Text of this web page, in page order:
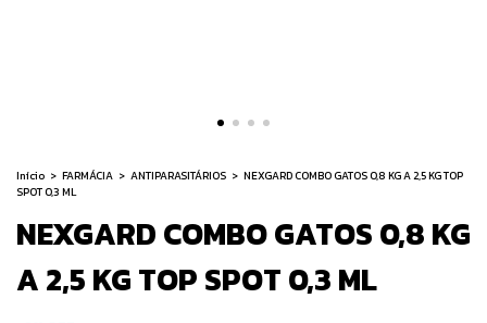
Início > FARMÁCIA > ANTIPARASITÁRIOS > NEXGARD COMBO GATOS 0,8 KG A 2,5 KG TOP
SPOT 0,3 ML
NEXGARD COMBO GATOS 0,8 KG
A 2,5 KG TOP SPOT 0,3 ML